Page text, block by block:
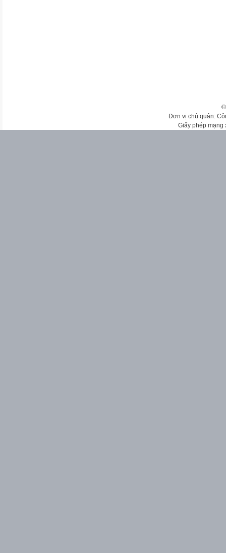
Đơn vị chủ quản:
Giấy phép mạng